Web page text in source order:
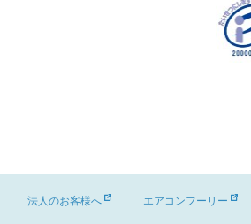
法人のお客様へ エアコンフーリー